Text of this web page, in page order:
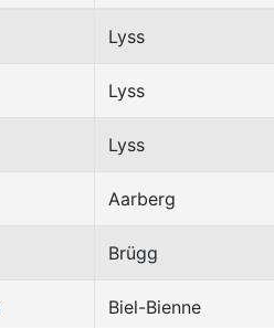
Lyss
Lyss
Lyss
Aarberg
Brügg
Biel-Bienne